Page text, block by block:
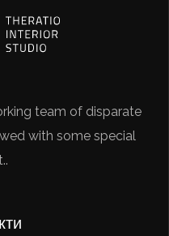
team of disparate
with some special